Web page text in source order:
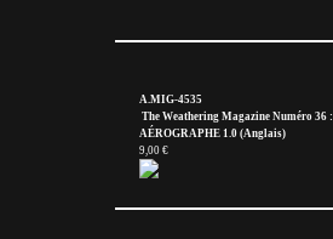
A.MIG-4535
The Weathering Magazine Numéro 36 :
AÉROGRAPHE 1.0 (Anglais)
9,00 €